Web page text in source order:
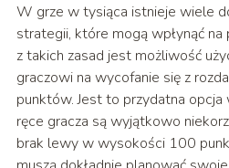
W grze w tysiąca istnieje wiele
strategii, które mogą wpłynąć na
z takich zasad jest możliwość
graczowi na wycofanie się z
punktów. Jest to przydatna
ręce gracza są wyjątkowo
brak lewy w wysokości 100